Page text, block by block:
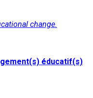
change.
éducatif(s)